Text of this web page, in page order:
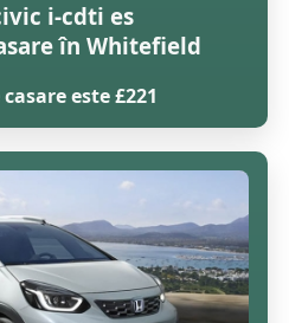
i-cdti es
în Whitefield
este £221